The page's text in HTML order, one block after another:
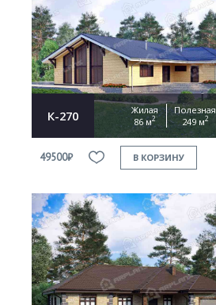
К-270
Жилая
86 м2
Полезная
249 м2
49500₽ В КОРЗИНУ